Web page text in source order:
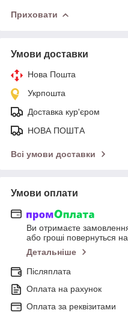
Приховати
Умови доставки
Нова Пошта
Укрпошта
Доставка кур'єром
НОВА ПОШТА
Всі умови доставки
Умови оплати
Ви отримаєте
або гроші повернуться
Детальніше
Післяплата
Оплата на рахунок
Оплата за реквізитами